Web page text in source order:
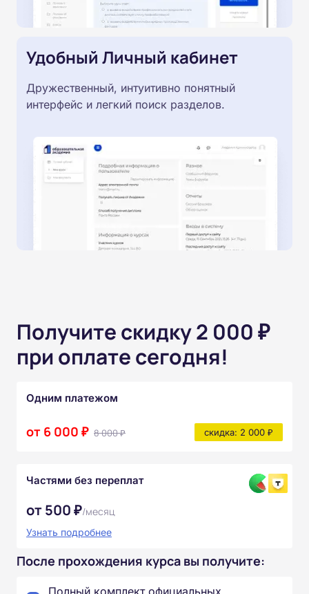
Удобный Личный кабинет
Дружественный, интуитивно понятный
интерфейс и легкий поиск разделов.
Получите скидку 2 000 ₽
при оплате сегодня!
Одним платежом
от 6 000 ₽ 8 000 ₽ скидка: 2 000 ₽
Частями без переплат
от 500 ₽/месяц
Узнать подробнее
После прохождения курса вы получите: